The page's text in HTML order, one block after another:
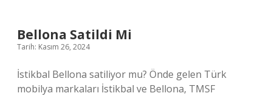
Bellona Satildi Mi
Tarih: Kasım 26, 2024
İstikbal Bellona satiliyor mu? Önde gelen Türk
mobilya markaları İstikbal ve Bellona, ​​TMSF